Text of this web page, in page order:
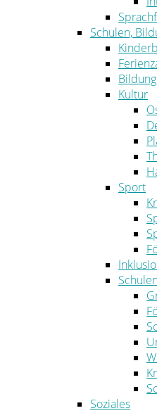
Schulen,
Bildung
Kultur
Sport
Soziales